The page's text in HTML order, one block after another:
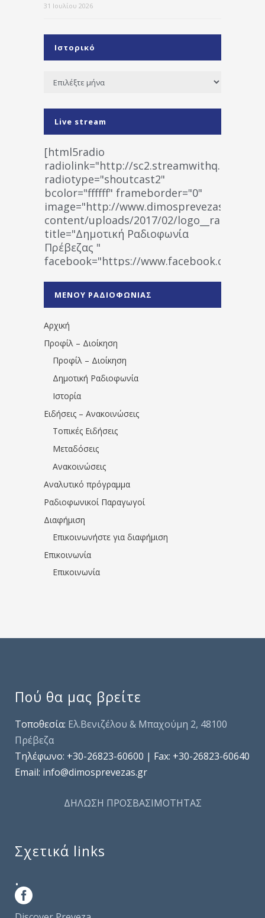
31 Ιουλίου 2026
Ιστορικό
Ιστορικό
Live stream
[html5radio
radiolink="http://
radiotype="shoutcast2"
bcolor="ffffff" frameborder="0"
image="http://www.dimosprevezas.gr/wp-
content/uploads/2017/02/
title="Δημοτική Ραδιοφωνία
Πρέβεζας "
facebook="https://www.facebook.com/
1531194763766854/" artist="" ]
ΜΕΝΟΥ ΡΑΔΙΟΦΩΝΙΑΣ
Αρχική
Προφίλ – Διοίκηση
Προφίλ – Διοίκηση
Δημοτική Ραδιοφωνία
Ιστορία
Ειδήσεις – Ανακοινώσεις
Τοπικές Ειδήσεις
Μεταδόσεις
Ανακοινώσεις
Αναλυτικό πρόγραμμα
Ραδιοφωνικοί Παραγωγοί
Διαφήμιση
Επικοινωνήστε για διαφήμιση
Επικοινωνία
Επικοινωνία
Πού θα μας βρείτε
Τοποθεσία: Ελ.Βενιζέλου & Μπαχούμη 2, 48100
Πρέβεζα
Τηλέφωνo: +30-26823-60600 | Fax: +30-26823-60640
Email: info@dimosprevezas.gr
ΔΗΛΩΣΗ ΠΡΟΣΒΑΣΙΜΟΤΗΤΑΣ
Σχετικά links
.